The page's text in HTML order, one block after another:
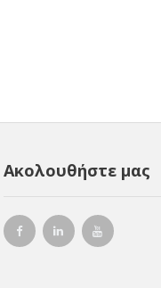
Ακολουθήστε μας